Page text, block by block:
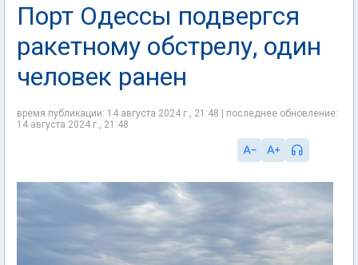
Порт Одессы подвергся
ракетному обстрелу, один
человек ранен
время публикации: 14 августа 2024 г., 21:48 | последнее обновление:
14 августа 2024 г., 21:48